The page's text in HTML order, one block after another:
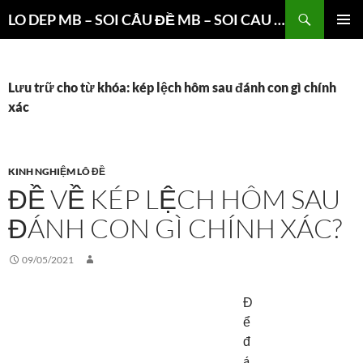
đến
LO DEP MB – SOI CÂU ĐỀ MB – SOI CAU 3 CANG XSMB
kiếm
Lưu trữ cho từ khóa: kép lệch hôm sau đánh con gì chính
xác
KINH NGHIỆM LÔ ĐỀ
ĐỀ VỀ KÉP LỆCH HÔM SAU
ĐÁNH CON GÌ CHÍNH XÁC?
09/05/2021
Đ
ể
đ